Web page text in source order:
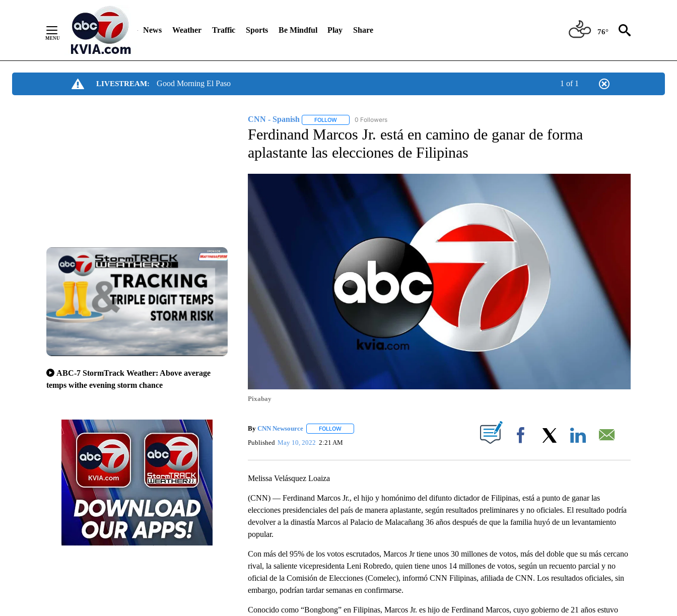
News Weather Traffic Sports Be Mindful Play Share 76°
LIVESTREAM: Good Morning El Paso 1 of 1
ABC-7 StormTrack Weather: Above average
temps withe evening storm chance
CNN - Spanish FOLLOWFOLLOW "CNN - SPANISH" TO RECEIVE NOTIFICATIONS ABOUT NEW PAGES ON "CNN - SPANISH".
0 Followers
Ferdinand Marcos Jr. está en camino de ganar de forma
aplastante las elecciones de Filipinas
Pixabay
By CNN Newsource FOLLOWFOLLOW "" TO RECEIVE NOTIFICATIONS ABOUT NEW PAGES ON "".
Published May 10, 2022 2:21 AM Facebook
Melissa Velásquez Loaiza
(CNN) — Ferdinand Marcos Jr., el hijo y homónimo del difunto dictador de Filipinas, está a punto de ganar las
elecciones presidenciales del país de manera aplastante, según resultados preliminares y no oficiales. El resultado podría
devolver a la dinastía Marcos al Palacio de Malacañang 36 años después de que la familia huyó de un levantamiento
popular.
Con más del 95% de los votos escrutados, Marcos Jr tiene unos 30 millones de votos, más del doble que su más cercano
rival, la saliente vicepresidenta Leni Robredo, quien tiene unos 14 millones de votos, según un recuento parcial y no
oficial de la Comisión de Elecciones (Comelec), informó CNN Filipinas, afiliada de CNN. Los resultados oficiales, sin
embargo, podrían tardar semanas en confirmarse.
Conocido como “Bongbong” en Filipinas, Marcos Jr. es hijo de Ferdinand Marcos, cuyo gobierno de 21 años estuvo